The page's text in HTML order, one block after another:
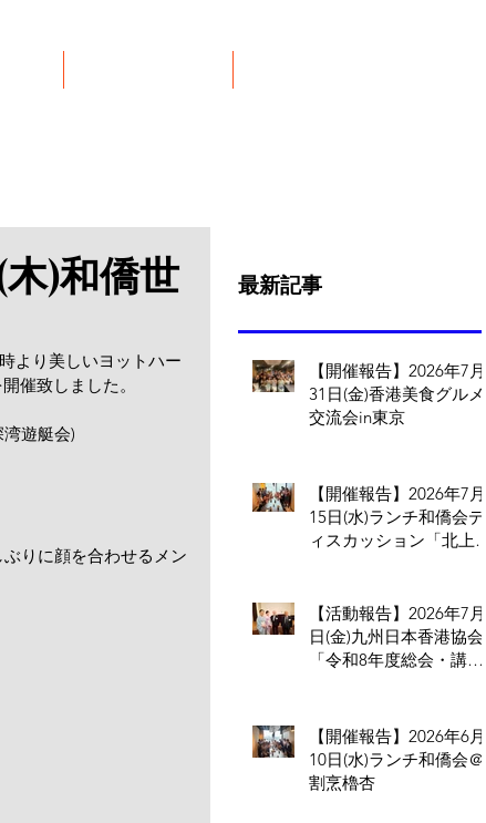
木)和僑世
より美しいヨットハー
催致しました。
遊艇会)
りに顔を合わせるメン
最新記事
【開催報告】2026年7月
31日(金)香港美食グルメ
交流会in東京
【開催報告】2026年7月
15日(水)ランチ和僑会デ
ィスカッション「北上消
食業が考えるべきこと
【活動報告】2026年7月3
日(金)九州日本香港協会
「令和8年度総会・講演
【開催報告】2026年6月
10日(水)ランチ和僑会＠
割烹櫓杏